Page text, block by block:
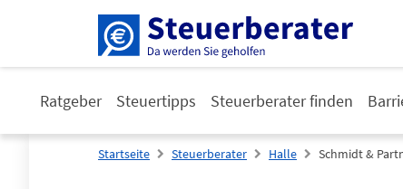
Ratgeber Steuertipps Steuerberater finden
Startseite Steuerberater Halle Schmidt &